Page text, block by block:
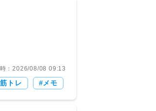
：2026/08/08 09:13
筋トレ メモ